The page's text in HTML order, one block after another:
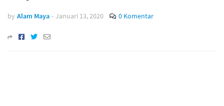
by Alam Maya - Januari 13, 2020 0 Komentar